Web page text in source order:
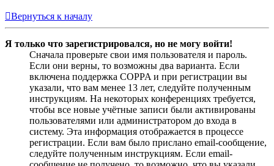
Вернуться к началу
Я только что зарегистрировался, но не могу войти!
Сначала проверьте свои имя пользователя и пароль.
Если они верны, то возможны два варианта. Если
включена поддержка COPPA и при регистрации вы
указали, что вам менее 13 лет, следуйте полученным
инструкциям. На некоторых конференциях требуется,
чтобы все новые учётные записи были активированы
пользователями или администратором до входа в
систему. Эта информация отображается в процессе
регистрации. Если вам было прислано email-сообщение,
следуйте полученным инструкциям. Если email-